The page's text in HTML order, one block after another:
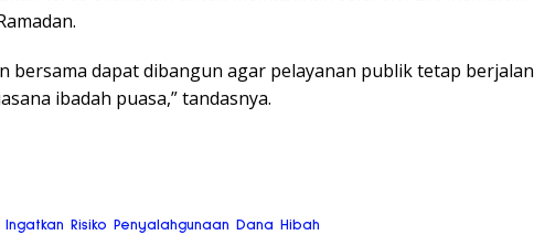
bersama dapat dibangun agar pelayanan publik tetap berjalan
ibadah puasa,” tandasnya.
Risiko Penyalahgunaan Dana Hibah